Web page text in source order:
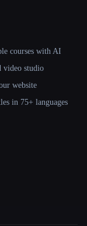
courses with AI
video studio
website
in 75+ languages